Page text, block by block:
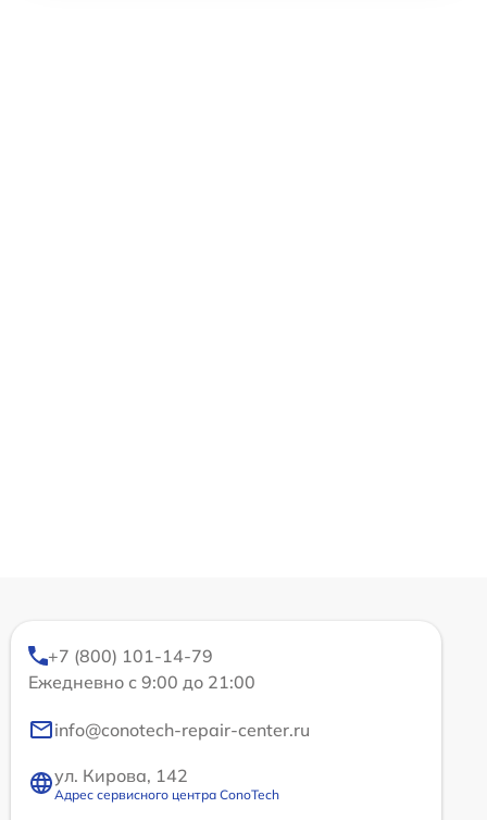
+7 (800) 101-14-79
Ежедневно с 9:00 до 21:00
info@conotech-repair-center.ru
ул. Кирова, 142
Адрес сервисного центра ConoTech